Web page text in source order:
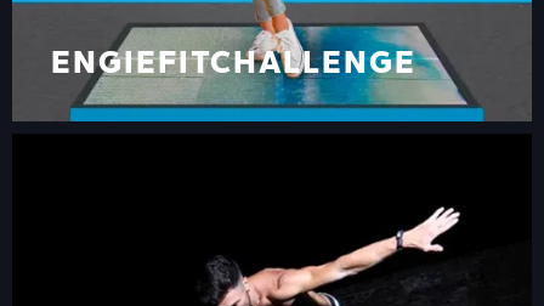
ENGIEFITCHALLENGE
ENGIEFITCHALLENGE